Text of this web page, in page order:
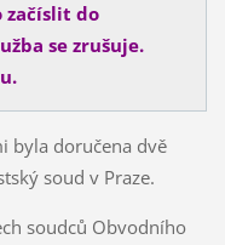
začíslit do
se zrušuje.
byla doručena dvě
soud v Praze.
soudců Obvodního